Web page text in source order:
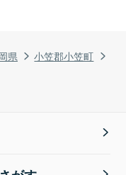
県
小笠郡小笠町